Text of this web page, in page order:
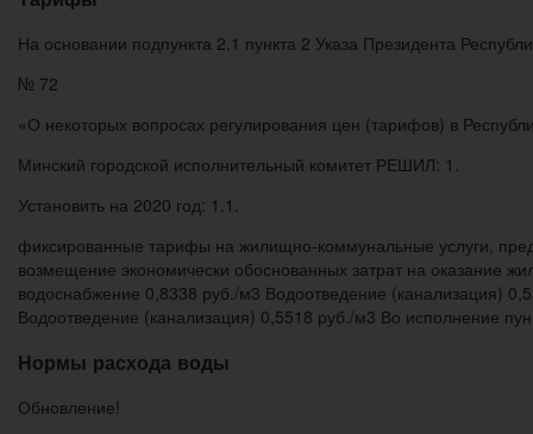
На основании подпункта 2.1 пункта 2 Указа Президента
№ 72
«О некоторых вопросах регулирования цен (тарифов) в
Минский городской исполнительный комитет РЕШИЛ: 1.
Установить на 2020 год: 1.1.
фиксированные тарифы на жилищно-коммунальные услуги,
возмещение экономически обоснованных затрат на оказание
водоснабжение 0,8338 руб./м3 Водоотведение (канализация)
Водоотведение (канализация) 0,5518 руб./м3 Во исполнение
Нормы расхода воды
Обновление!